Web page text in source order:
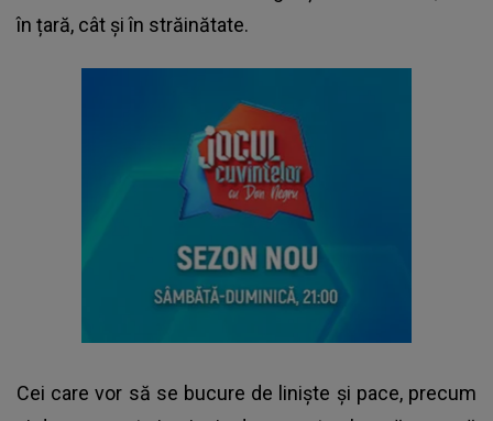
în țară, cât și în străinătate.
Cei care vor să se bucure de liniște și pace, precum